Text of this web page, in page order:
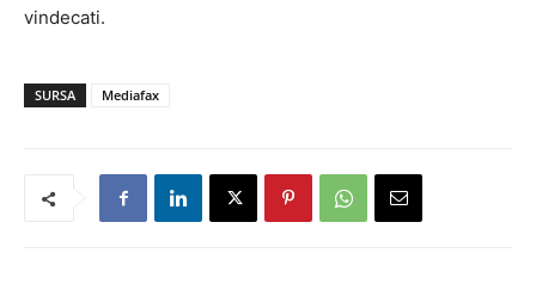
vindecati.
SURSA Mediafax